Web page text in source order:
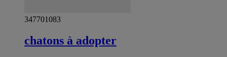
347701083
chatons à adopter